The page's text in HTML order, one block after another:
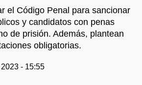
el Código Penal para sancionar
y candidatos con penas
de prisión. Además, plantean
obligatorias.
- 15:55